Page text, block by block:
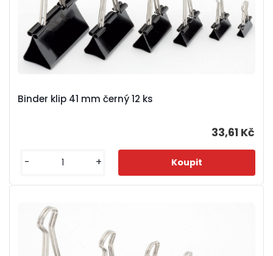
Binder klip 41 mm černý 12 ks
33,61 Kč
- +